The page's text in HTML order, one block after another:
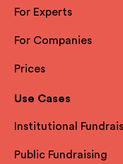
For Experts
For Companies
Prices
Use Cases
Institutional
Public Fundraising